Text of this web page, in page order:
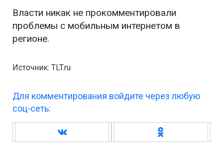
Власти никак не прокомментировали
проблемы с мобильным интернетом в
регионе.
Источник: TLT.ru
Для комментирования войдите через любую
соц-сеть: